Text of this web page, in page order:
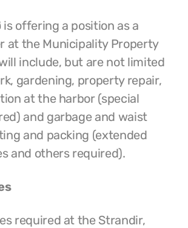
offering a position as a
at the Municipality Property
include, but are not limited
gardening, property repair,
at the harbor (special
and garbage and waist
and packing (extended
and others required).
required at the Strandir,